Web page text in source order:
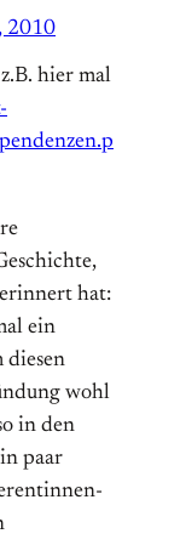
2010
hier mal
hat:
ein
diesen
wohl
in den
paar